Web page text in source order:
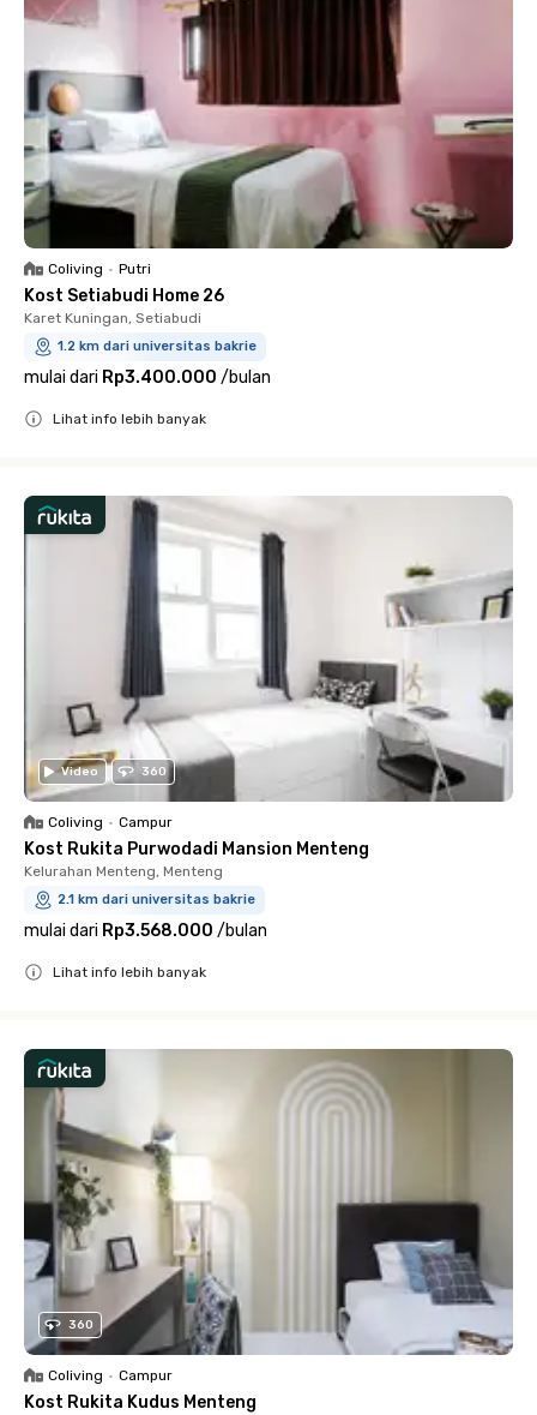
Coliving • Putri
Kost Setiabudi Home 26
Karet Kuningan, Setiabudi
1.2 km dari universitas bakrie
mulai dari Rp3.400.000 /bulan
Lihat info lebih banyak
Video 360
Coliving • Campur
Kost Rukita Purwodadi Mansion Menteng
Kelurahan Menteng, Menteng
2.1 km dari universitas bakrie
mulai dari Rp3.568.000 /bulan
Lihat info lebih banyak
360
Coliving • Campur
Kost Rukita Kudus Menteng